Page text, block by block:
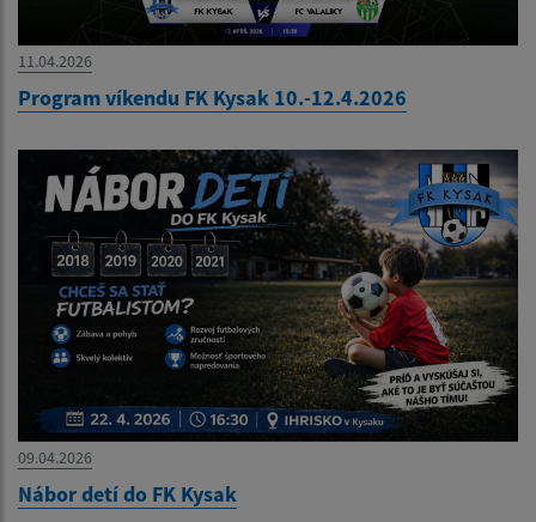
11.04.2026
Program víkendu FK Kysak 10.-12.4.2026
09.04.2026
Nábor detí do FK Kysak